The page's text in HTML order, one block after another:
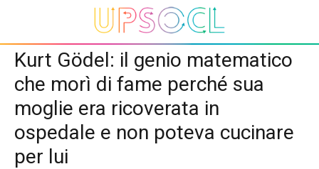
Kurt Gödel: il genio matematico
che morì di fame perché sua
moglie era ricoverata in
ospedale e non poteva cucinare
per lui